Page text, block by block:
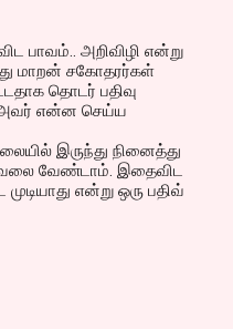
பாவம்.. அறிவிழி என்று
மாறன் சகோதரர்கள்
தொடர் பதிவு
அவர் என்ன செய்ய
இருந்து நினைத்து
வேண்டாம். இதைவிட
என்று ஒரு பதிவ்